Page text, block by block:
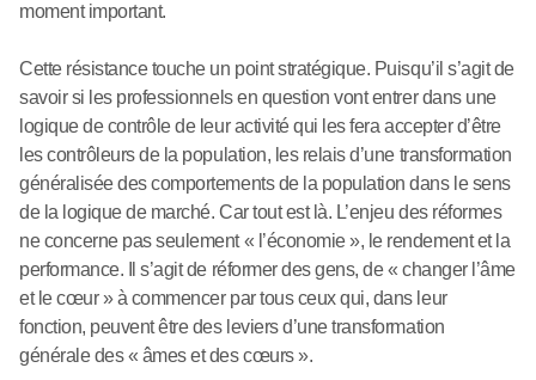
moment important.
Cette résistance touche un point stratégique. Puisqu’il s’agit de
savoir si les professionnels en question vont entrer dans une
logique de contrôle de leur activité qui les fera accepter d’être
les contrôleurs de la population, les relais d’une transformation
généralisée des comportements de la population dans le sens
de la logique de marché. Car tout est là. L’enjeu des réformes
ne concerne pas seulement « l’économie », le rendement et la
performance. Il s’agit de réformer des gens, de « changer l’âme
et le cœur » à commencer par tous ceux qui, dans leur
fonction, peuvent être des leviers d’une transformation
générale des « âmes et des cœurs ».